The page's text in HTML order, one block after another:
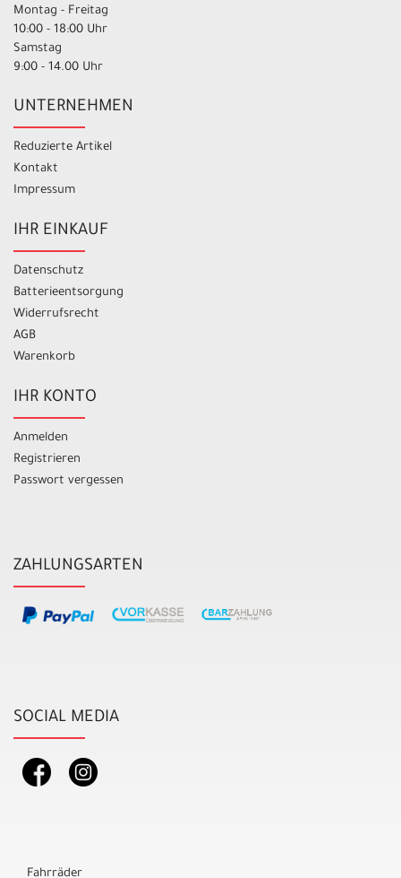
Montag - Freitag
10:00 - 18:00 Uhr
Samstag
9:00 - 14.00 Uhr
UNTERNEHMEN
Reduzierte Artikel
Kontakt
Impressum
IHR EINKAUF
Datenschutz
Batterieentsorgung
Widerrufsrecht
AGB
Warenkorb
IHR KONTO
Anmelden
Registrieren
Passwort vergessen
ZAHLUNGSARTEN
SOCIAL MEDIA
Fahrräder